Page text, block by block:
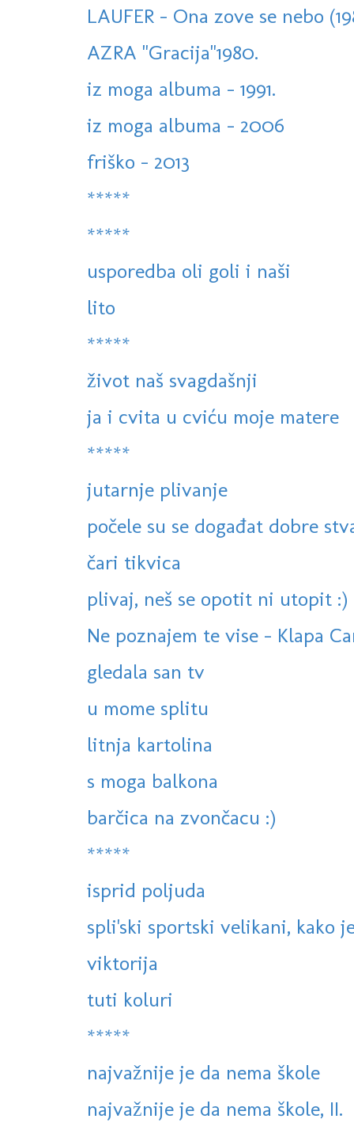
LAUFER - Ona zove se nebo
AZRA "Gracija"1980.
iz moga albuma - 1991.
iz moga albuma - 2006
friško - 2013
*****
*****
usporedba oli goli i naši
lito
*****
život naš svagdašnji
ja i cvita u cviću moje matere
*****
jutarnje plivanje
počele su se događat dobre
čari tikvica
plivaj, neš se opotit ni utopit :)
Ne poznajem te vise - Klapa
gledala san tv
u mome splitu
litnja kartolina
s moga balkona
barčica na zvončacu :)
*****
isprid poljuda
spli'ski sportski velikani, kako
viktorija
tuti koluri
*****
najvažnije je da nema škole
najvažnije je da nema škole, II.